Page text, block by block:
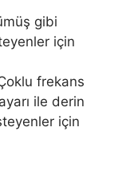
gibi
için
frekans
ile derin
için